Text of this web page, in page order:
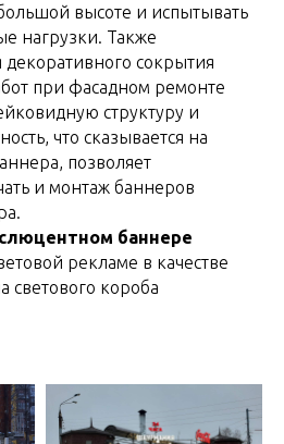
высоте и испытывать
нагрузки. Также
декоративного сокрытия
при фасадном ремонте
структуру и
что сказывается на
позволяет
и монтаж баннеров
баннере
рекламе в качестве
светового короба